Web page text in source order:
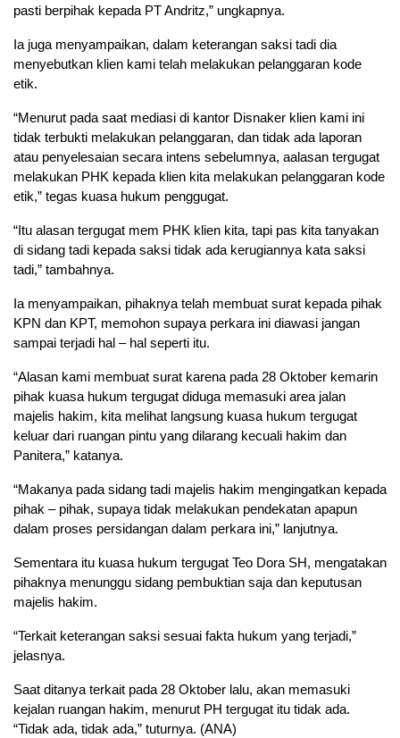
pasti berpihak kepada PT Andritz,” ungkapnya.
Ia juga menyampaikan, dalam keterangan saksi tadi dia
menyebutkan klien kami telah melakukan pelanggaran kode
etik.
“Menurut pada saat mediasi di kantor Disnaker klien kami ini
tidak terbukti melakukan pelanggaran, dan tidak ada laporan
atau penyelesaian secara intens sebelumnya, aalasan tergugat
melakukan PHK kepada klien kita melakukan pelanggaran kode
etik,” tegas kuasa hukum penggugat.
“Itu alasan tergugat mem PHK klien kita, tapi pas kita tanyakan
di sidang tadi kepada saksi tidak ada kerugiannya kata saksi
tadi,” tambahnya.
Ia menyampaikan, pihaknya telah membuat surat kepada pihak
KPN dan KPT, memohon supaya perkara ini diawasi jangan
sampai terjadi hal – hal seperti itu.
“Alasan kami membuat surat karena pada 28 Oktober kemarin
pihak kuasa hukum tergugat diduga memasuki area jalan
majelis hakim, kita melihat langsung kuasa hukum tergugat
keluar dari ruangan pintu yang dilarang kecuali hakim dan
Panitera,” katanya.
“Makanya pada sidang tadi majelis hakim mengingatkan kepada
pihak – pihak, supaya tidak melakukan pendekatan apapun
dalam proses persidangan dalam perkara ini,” lanjutnya.
Sementara itu kuasa hukum tergugat Teo Dora SH, mengatakan
pihaknya menunggu sidang pembuktian saja dan keputusan
majelis hakim.
“Terkait keterangan saksi sesuai fakta hukum yang terjadi,”
jelasnya.
Saat ditanya terkait pada 28 Oktober lalu, akan memasuki
kejalan ruangan hakim, menurut PH tergugat itu tidak ada.
“Tidak ada, tidak ada,” tuturnya. (ANA)